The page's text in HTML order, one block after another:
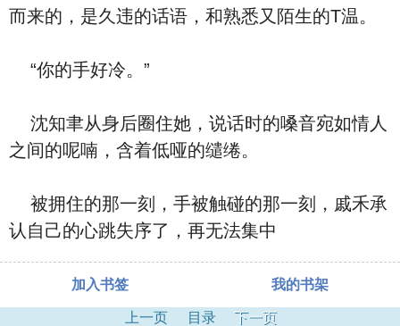
而来的，是久违的话语，和熟悉又陌生的T温。
“你的手好冷。”
沈知聿从身后圈住她，说话时的嗓音宛如情人
之间的呢喃，含着低哑的缱绻。
被拥住的那一刻，手被触碰的那一刻，戚禾承
认自己的心跳失序了，再无法集中
加入书签 我的书架
上一页 目录 下一页